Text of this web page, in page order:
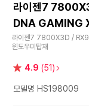
라이젠7
DNA GAMING
PC
라이젠7 7800X3D /
윈도우미탑재
별 4.9 (51)
모델명 HS198009